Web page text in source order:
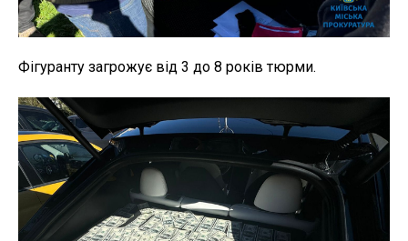
Фігуранту загрожує від 3 до 8 років тюрми.